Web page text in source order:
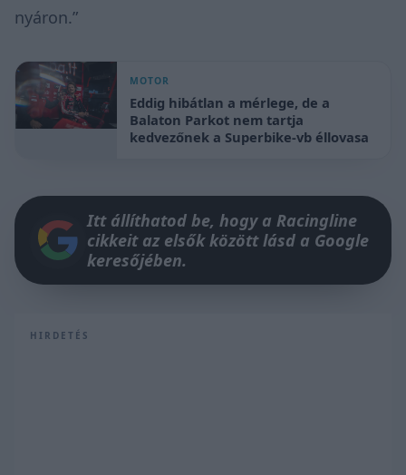
nyáron.”
MOTOR
Eddig hibátlan a mérlege, de a
Balaton Parkot nem tartja
kedvezőnek a Superbike-vb éllovasa
Itt állíthatod be, hogy a Racingline
cikkeit az elsők között lásd a Google
keresőjében.
HIRDETÉS